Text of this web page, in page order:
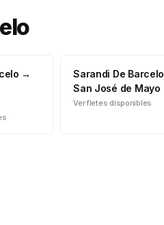
→
Sarandi De Barcelo
San José de Mayo
Ver fletes disponibles